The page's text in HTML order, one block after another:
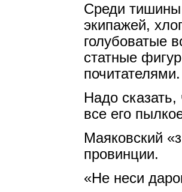
Среди тишины
экипажей,
голубоватые
статные
Надо
все его
Маяковский
провинции.
«Не неси